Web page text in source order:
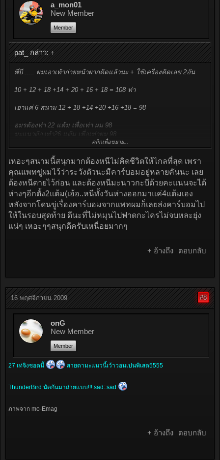
a_mon01
New Member
Member
pat_ กล่าว: ↑
พี่บี ..... ผมเอาเท้าก่ายหน้าผากคิดแล้วนะ + ใช้เครื่องคิดเลข 2อัน
10 + 12 + 18 +14 + 20 + 16 + 18 = 108 ท่า
เอาแค่ 6 สนาม 12 + 18 +14 +20 +16 +18 = 98
อมรต้องทำ 22 แต้ม เพื่อเท่า ผม 98
มะแนวต้องทำ26 แต้ม เพื่อเท่าผม 98
เมาละนะต้องมาคิดเลขอีก
คลิกเพื่อขยาย...
เหอะๆสนามนี้สนุกมากต้องหนีไม่คิดชีวิตให้ไกลที่สุด เพรา
คุณแพทขู่ผมไว้ว่าระวังตัวนะมีคาร์บอมอยู่หลายคันนะ เลย
ต้องหนีตายไว้ก่อน และต้องหนีมะนาวกะบีด้วยคะแนนจะได้
ห่างๆอีกตั้ง2แต้ม(เฮ้อ..หนีทั้งวันห่างออกมาแค่4แต้มเอง
หลังจากโดนขู่เรื่องคาร์บอมจากแพทผมก็เลยส่งคาร์บอมไป
ให้ในรอบสุดท้าย ดีนะที่ไม่หมุนไปฟาดกะไครไม่จบหละยุ่ง
แน่ๆ เหอะๆๆสนุกดีครับเหนื่อยมากๆ
+ อ้างถึง ตอบกลับ
16 พฤศจิกายน 2009 #8
onG
New Member
Member
27 เท่จิงชอตนี้ สายตามะแนวนี้เว้าวอนเปนพิเสด5555
ThunderBird นัดกันมาถ่ายแบบ!!!:sad::sad:
ภาพจาก mo-Emag
+ อ้างถึง ตอบกลับ